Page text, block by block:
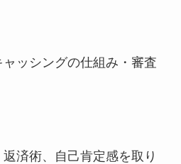
ッシングの仕組み・審査
済術、自己肯定感を取り